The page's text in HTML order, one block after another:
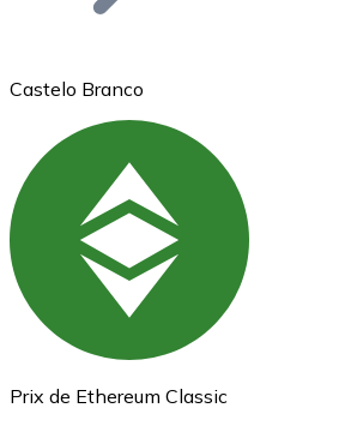
Ethereum
ETH
Castelo Branco
Prix de Ethereum Classic